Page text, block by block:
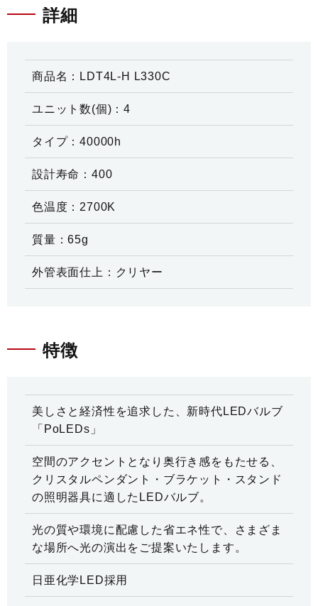
詳細
商品名：LDT4L-H L330C
ユニット数(個)：4
タイプ：40000h
設計寿命：400
色温度：2700K
質量：65g
外管表面仕上：クリヤー
特徴
美しさと経済性を追求した、新時代LEDバルブ
「PoLEDs」
空間のアクセントとなり奥行き感をもたせる、
クリスタルペンダント・ブラケット・スタンド
の照明器具に適したLEDバルブ。
光の質や環境に配慮した省エネ性で、さまざま
な場所へ光の演出をご提案いたします。
日亜化学LED採用